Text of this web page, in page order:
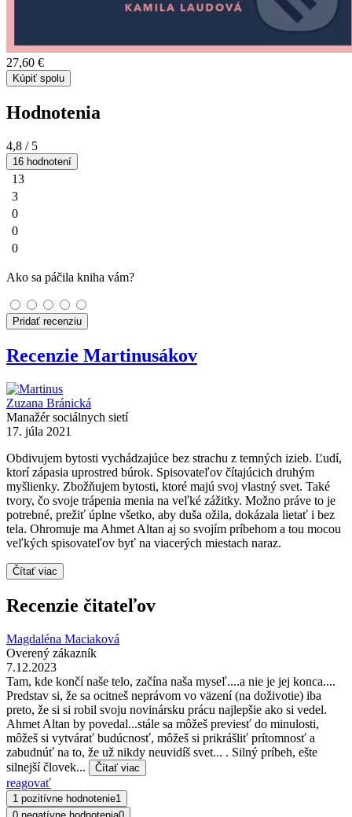
27,60 €
Kúpiť spolu
Hodnotenia
4,8 / 5
16 hodnotení
13
3
0
0
0
Ako sa páčila kniha vám?
Pridať recenziu
Recenzie Martinusákov
Zuzana Bránická
Manažér sociálnych sietí
17. júla 2021
Obdivujem bytosti vychádzajúce bez strachu z temných izieb. Ľudí,
ktorí zápasia uprostred búrok. Spisovateľov čítajúcich druhým
myšlienky. Zbožňujem bytosti, ktoré majú svoj vlastný svet. Také
tvory, čo svoje trápenia menia na veľké zážitky. Možno práve to je
potrebné, prežiť úplne všetko, aby duša ožila, dokázala lietať i bez
tela. Ohromuje ma Ahmet Altan aj so svojím príbehom a tou mocou
veľkých spisovateľov byť na viacerých miestach naraz.
Čítať viac
Recenzie čitateľov
Magdaléna Maciaková
Overený zákazník
7.12.2023
Tam, kde končí naše telo, začína naša myseľ....a nie je jej konca....
Predstav si, že sa ocitneš neprávom vo väzení (na doživotie) iba
preto, že si si robil svoju novinársku prácu najlepšie ako si vedel.
Ahmet Altan by povedal...stále sa môžeš previesť do minulosti,
môžeš si vytvárať budúcnosť, môžeš si prikrášliť prítomnosť a
zabudnúť na to, že už nikdy neuvidíš svet... . Silný príbeh, ešte
silnejší človek...
Čítať viac
reagovať
1 pozitívne hodnotenie1